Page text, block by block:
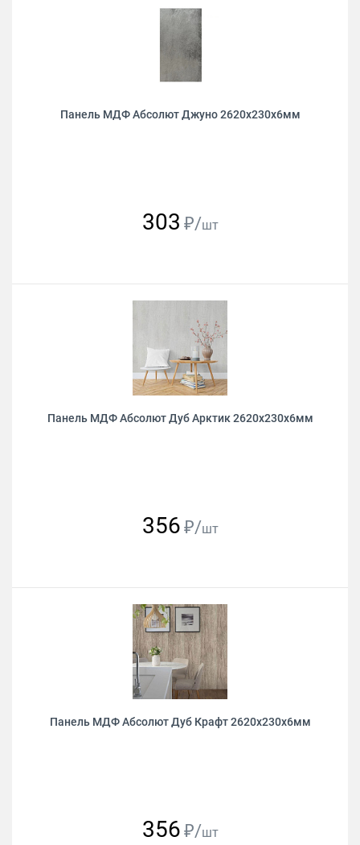
Панель МДФ Абсолют Джуно 2620х230х6мм
303 ₽/шт
Панель МДФ Абсолют Дуб Арктик 2620х230х6мм
356 ₽/шт
Панель МДФ Абсолют Дуб Крафт 2620х230х6мм
356 ₽/шт